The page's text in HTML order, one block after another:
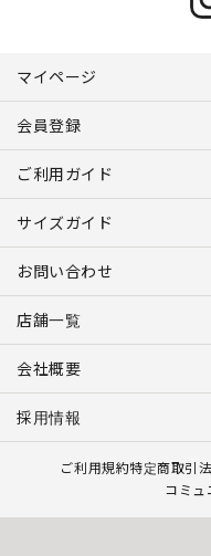
マイページ
会員登録
ご利用ガイド
サイズガイド
お問い合わせ
店舗一覧
会社概要
採用情報
ご利用規約特定商取引
コミュ